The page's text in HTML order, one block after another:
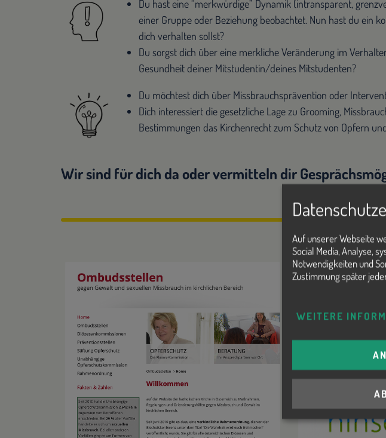
Du hast eine “merkwürdige” Dynamik (intransparent,
einer Gruppe oder Beziehung beobachtet. Nun hast du ein
dich verhalten sollst?
Du sorgst dich über eine merkliche Veränderung im
Gesundheit deiner Mitstudentin/deines Mitstudenten?
Du möchtest dich über Missbrauchsprävention oder
Dich interessiert die gesetzliche Lage zu Grooming,
Bestimmungen das Kirchenrecht zum Schutz von Opfern
Wir sind für dich da oder vermitteln dir
Auf unserer Webseite
Social Media, Analyse,
Notwendigkeiten und
Zustimmung später
WEITERE